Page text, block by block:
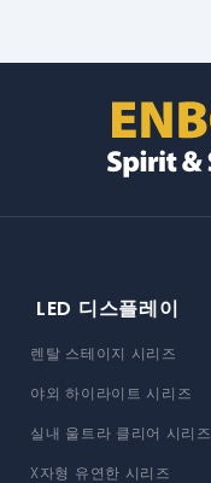
LED 디스플레이
렌탈 스테이지 시리즈
야외 하이라이트 시리즈
실내 울트라 클리어 시리즈
X자형 유연한 시리즈